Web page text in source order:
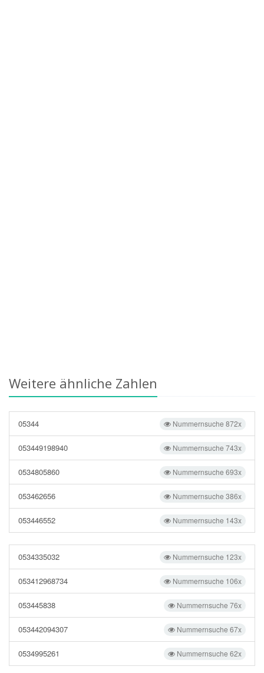
Weitere ähnliche Zahlen
Nummernsuche 872x
05344
Nummernsuche 743x
053449198940
Nummernsuche 693x
0534805860
Nummernsuche 386x
053462656
Nummernsuche 143x
053446552
Nummernsuche 123x
0534335032
Nummernsuche 106x
053412968734
Nummernsuche 76x
053445838
Nummernsuche 67x
053442094307
Nummernsuche 62x
0534995261